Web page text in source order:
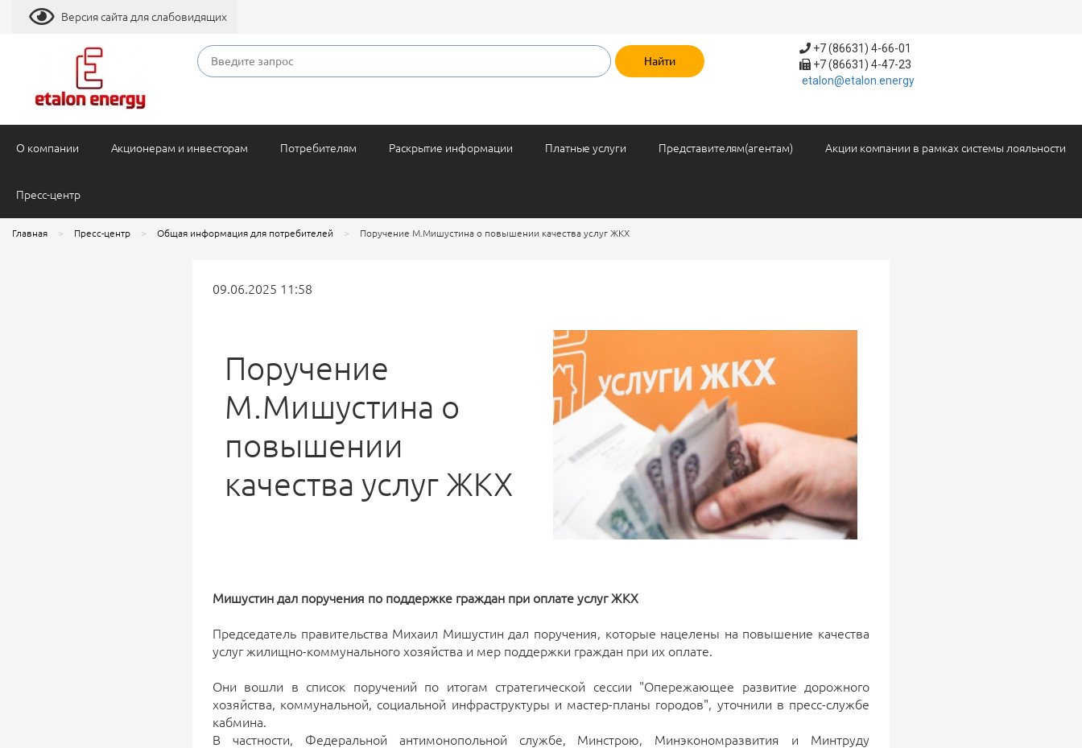
Версия сайта для слабовидящих
+7 (86631) 4-66-01
+7 (86631) 4-47-23
etalon@etalon.energy
О компании Акционерам и инвесторам Потребителям Раскрытие информации Платные услуги Представителям(агентам) Акции компании в рамках системы лояльности
Пресс-центр
Главная Пресс-центр Общая информация для потребителей Поручение М.Мишустина о повышении качества услуг ЖКХ
09.06.2025 11:58
Поручение
М.Мишустина о
повышении
качества услуг ЖКХ
Мишустин дал поручения по поддержке граждан при оплате услуг ЖКХ
Председатель правительства Михаил Мишустин дал поручения, которые нацелены на повышение качества
услуг жилищно-коммунального хозяйства и мер поддержки граждан при их оплате.
Они вошли в список поручений по итогам стратегической сессии "Опережающее развитие дорожного
хозяйства, коммунальной, социальной инфраструктуры и мастер-планы городов", уточнили в пресс-службе
кабмина.
В частности, Федеральной антимонопольной службе, Минстрою, Минэкономразвития и Минтруду